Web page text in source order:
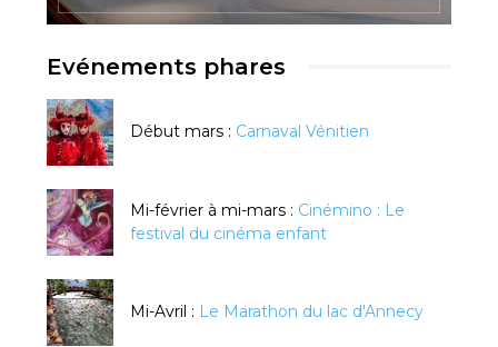
Evénements phares
Début mars : Carnaval Vénitien
Mi-février à mi-mars : Cinémino : Le
festival du cinéma enfant
Mi-Avril : Le Marathon du lac d'Annecy